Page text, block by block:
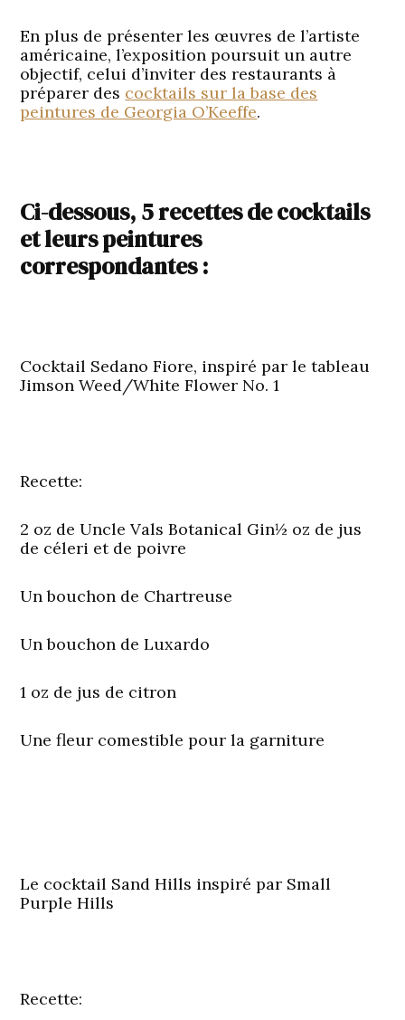
En plus de présenter les œuvres de l’artiste
américaine, l’exposition poursuit un autre
objectif, celui d’inviter des restaurants à
préparer des cocktails sur la base des
peintures de Georgia O’Keeffe.
Ci-dessous, 5 recettes de cocktails
et leurs peintures
correspondantes :
Cocktail Sedano Fiore, inspiré par le tableau
Jimson Weed/White Flower No. 1
Recette:
2 oz de Uncle Vals Botanical Gin½ oz de jus
de céleri et de poivre
Un bouchon de Chartreuse
Un bouchon de Luxardo
1 oz de jus de citron
Une fleur comestible pour la garniture
Le cocktail Sand Hills inspiré par Small
Purple Hills
Recette: